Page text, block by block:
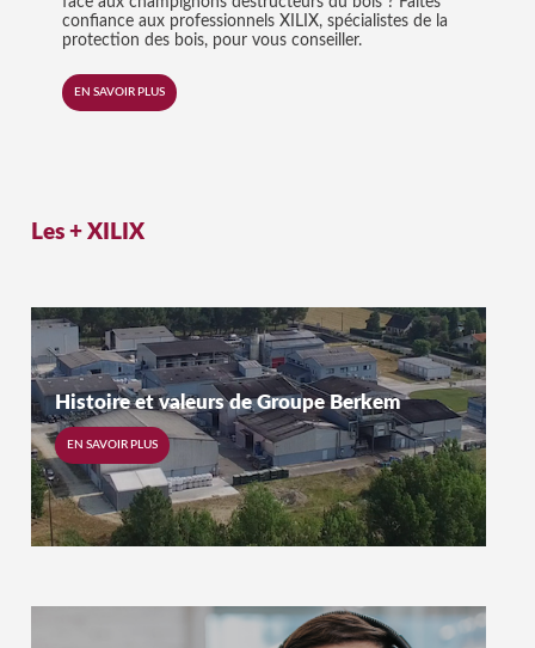
confiance aux professionnels XILIX, spécialistes de la
protection des bois, pour vous conseiller.
EN SAVOIR PLUS
Les +XILIX
Histoire et valeurs de Groupe Berkem
EN SAVOIR PLUS